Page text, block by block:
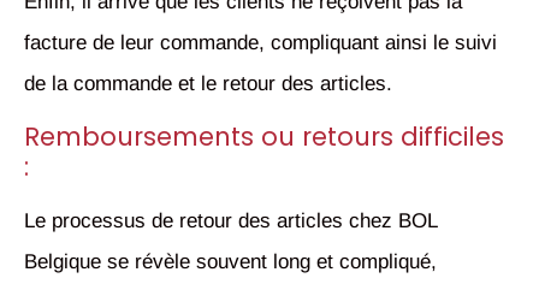
facture de leur commande, compliquant ainsi le suivi
de la commande et le retour des articles.
Remboursements ou retours difficiles
:
Le processus de retour des articles chez BOL
Belgique se révèle souvent long et compliqué,